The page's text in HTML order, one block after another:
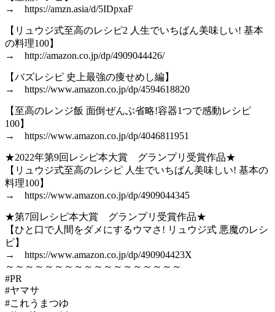
→ https://amzn.asia/d/5IDpxaF
【リュウジ式至高のレシピ2 人生でいちばん美味しい! 基本
の料理100】
→ http://amazon.co.jp/dp/4909044426/
【バズレシピ 史上最強の痩せめし編】
→ https://www.amazon.co.jp/dp/4594618820
【至高のレンジ飯 面倒ぜんぶ省略!容器1つで感動レシピ
100】
→ https://www.amazon.co.jp/dp/4046811951
★2022年第9回レシピ本大賞 グランプリ受賞作品★
【リュウジ式至高のレシピ 人生でいちばん美味しい! 基本の
料理100】
→ https://www.amazon.co.jp/dp/4909044345
★第7回レシピ本大賞 グランプリ受賞作品★
【ひと口で人間をダメにするウマさ! リュウジ式 悪魔のレシ
ピ】
→ https://www.amazon.co.jp/dp/490904423X
～～～～～～～～～～～～～～～～～～
#PR
#ヤマサ
#これうまつゆ